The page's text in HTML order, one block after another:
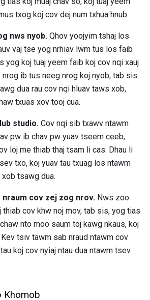
txog koj cov dej num txhua hnub.
nws nyob. Qhov yoojyim tshaj los
vaj tse yog nrhiav lwm tus los faib
yog koj tuaj yeem faib koj cov nqi xauj
ib tus neeg nrog koj nyob, tab sis
dua rau cov nqi hluav taws xob,
txuas xov tooj cua.
studio. Cov nqi sib txawv ntawm
pw ib chav pw yuav tseem ceeb,
loj me thiab thaj tsam li cas. Dhau li
txo, koj yuav tau txuag los ntawm
tsawg dua.
nraum cov zej zog nrov. Nws zoo
cov khw noj mov, tab sis, yog tias
nto moo saum toj kawg nkaus, koj
tsiv tawm sab nraud ntawm cov
koj cov nyiaj ntau dua ntawm tsev.
Khomob